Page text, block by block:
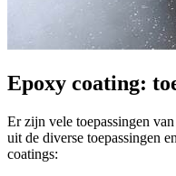
Epoxy coating:
Er zijn vele toepassingen
uit de diverse toepassingen
coatings: